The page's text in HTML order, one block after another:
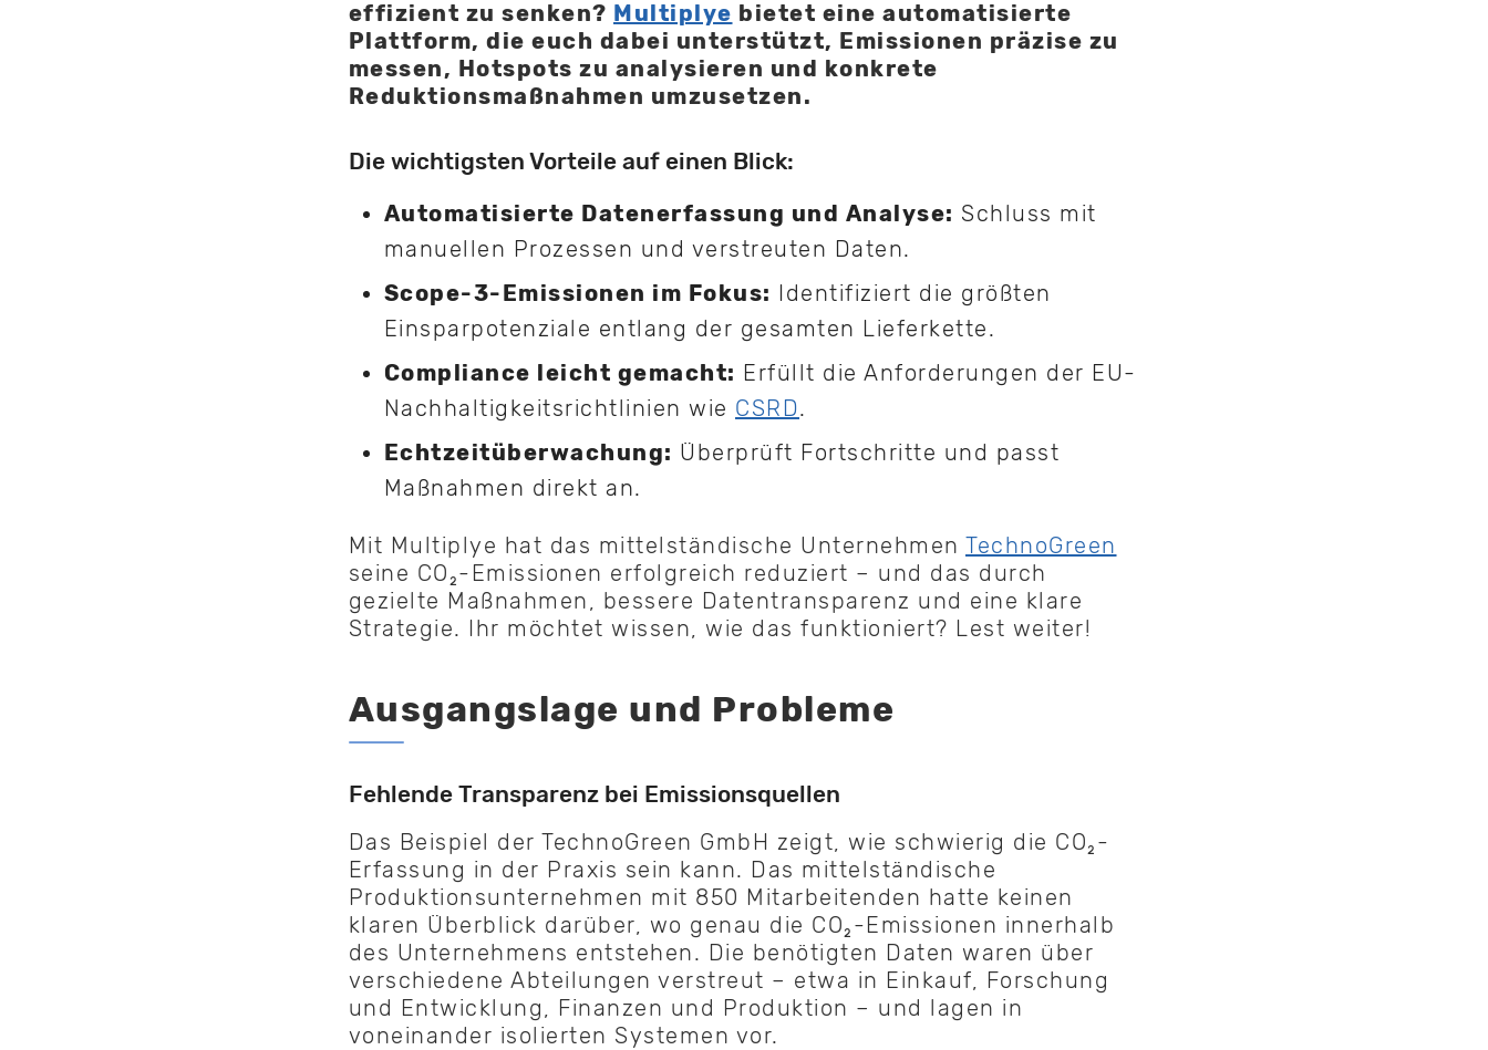
effizient zu senken? Multiplye bietet eine automatisierte
Plattform, die euch dabei unterstützt, Emissionen präzise zu
messen, Hotspots zu analysieren und konkrete
Reduktionsmaßnahmen umzusetzen.
Die wichtigsten Vorteile auf einen Blick:
Automatisierte Datenerfassung und Analyse: Schluss mit
manuellen Prozessen und verstreuten Daten.
Scope-3-Emissionen im Fokus: Identifiziert die größten
Einsparpotenziale entlang der gesamten Lieferkette.
Compliance leicht gemacht: Erfüllt die Anforderungen der EU-
Nachhaltigkeitsrichtlinien wie CSRD.
Echtzeitüberwachung: Überprüft Fortschritte und passt
Maßnahmen direkt an.
Mit Multiplye hat das mittelständische Unternehmen TechnoGreen
seine CO₂-Emissionen erfolgreich reduziert – und das durch
gezielte Maßnahmen, bessere Datentransparenz und eine klare
Strategie. Ihr möchtet wissen, wie das funktioniert? Lest weiter!
Ausgangslage und Probleme
Fehlende Transparenz bei Emissionsquellen
Das Beispiel der TechnoGreen GmbH zeigt, wie schwierig die CO₂-
Erfassung in der Praxis sein kann. Das mittelständische
Produktionsunternehmen mit 850 Mitarbeitenden hatte keinen
klaren Überblick darüber, wo genau die CO₂-Emissionen innerhalb
des Unternehmens entstehen. Die benötigten Daten waren über
verschiedene Abteilungen verstreut – etwa in Einkauf, Forschung
und Entwicklung, Finanzen und Produktion – und lagen in
voneinander isolierten Systemen vor.